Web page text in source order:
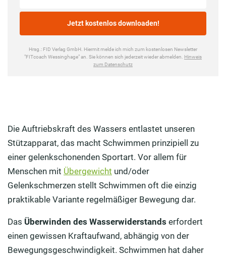
Die Auftriebskraft des Wassers entlastet unseren
Stützapparat, das macht Schwimmen prinzipiell zu
einer gelenkschonenden Sportart. Vor allem für
Menschen mit Übergewicht und/oder
Gelenkschmerzen stellt Schwimmen oft die einzig
praktikable Variante regelmäßiger Bewegung dar.
Das Überwinden des Wasserwiderstands erfordert
einen gewissen Kraftaufwand, abhängig von der
Bewegungsgeschwindigkeit. Schwimmen hat daher